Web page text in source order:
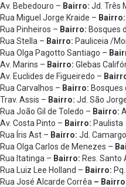
Av. Bebedouro – Bairro: Jd. Três
Rua Miguel Jorge Kraide – Bairro:
Rua Pinheiros – Bairro: Bosques
Rua Stella – Bairro: Pauliceia /
Rua Olga Pagotto Santiago –
Av. Marins – Bairro: Glebas
Av. Euclides de Figueiredo –
Rua Carvalhos – Bairro: Bosques
Trav. Assis – Bairro: Jd. São
Rua João Gil de Toledo – Bairro:
Av. Costa Pinto – Bairro: Paulista
Rua Íris Ast – Bairro: Jd. Camargo
Rua Olga Carlos de Menezes –
Rua Itatinga – Bairro: Res. Santo
Rua Luiz Lee Holland – Bairro:
Rua José Alcarde Corrêa –